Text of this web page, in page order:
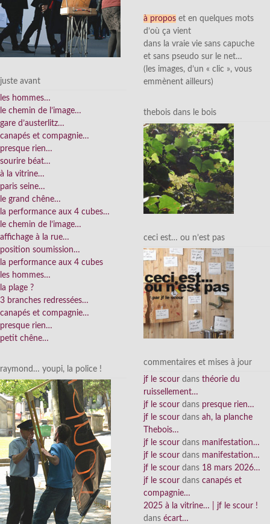
juste avant
les hommes…
le chemin de l’image…
gare d’austerlitz…
canapés et compagnie…
presque rien…
sourire béat…
à la vitrine…
paris seine…
le grand chêne…
la performance aux 4 cubes…
le chemin de l’image…
affichage à la rue…
position soumission…
la performance aux 4 cubes
les hommes…
la plage ?
3 branches redressées…
canapés et compagnie…
presque rien…
petit chêne…
raymond… youpi, la police !
à propos et en quelques mots
d’où ça vient
dans la vraie vie sans capuche
et sans pseudo sur le net…
(les images, d’un « clic », vous
emmènent ailleurs)
thebois dans le bois
ceci est… ou n’est pas
commentaires et mises à jour
jf le scour dans théorie du
ruissellement…
jf le scour dans presque rien…
jf le scour dans ah, la planche
Thebois…
jf le scour dans manifestation…
jf le scour dans manifestation…
jf le scour dans 18 mars 2026…
jf le scour dans canapés et
compagnie…
2025 à la vitrine… | jf le scour !
dans écart…